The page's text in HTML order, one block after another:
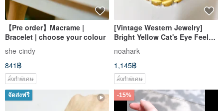
【Pre order】Macrame |
Bracelet | choose your colour
she-cindy
841฿
สั่งทำพิเศษ
[Vintage Western Jewelry]
Bright Yellow Cat's Eye Feel
Oval Egg-Shaped Claw-Set
Bracelet Bangle
noahark
1,145฿
สั่งทำพิเศษ
จัดส่งฟรี -15%